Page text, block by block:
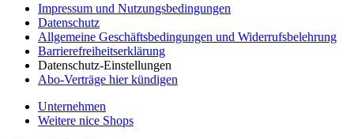
Impressum und Nutzungsbedingungen
Datenschutz
Allgemeine Geschäftsbedingungen und Widerrufsbelehrung
Barrierefreiheitserklärung
Datenschutz-Einstellungen
Abo-Verträge hier kündigen
Unternehmen
Weitere nice Shops